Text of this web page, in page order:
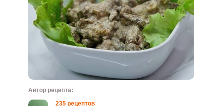
Автор рецепта:
235 рецептов